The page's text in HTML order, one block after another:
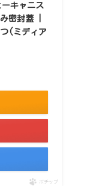
キャニス
密封蓋 |
(ミディア
ポチップ